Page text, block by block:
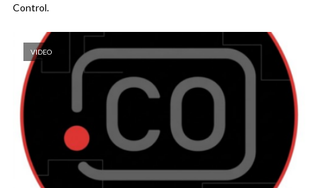
Control.
VIDEO